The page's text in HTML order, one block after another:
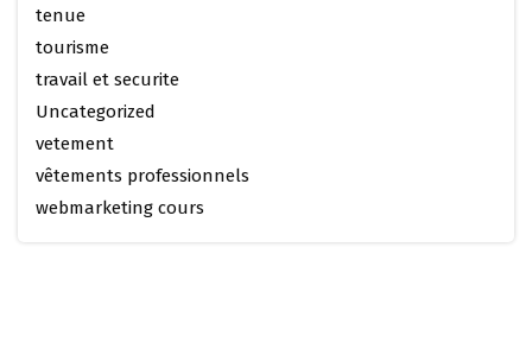
tenue
tourisme
travail et securite
Uncategorized
vetement
vêtements professionnels
webmarketing cours